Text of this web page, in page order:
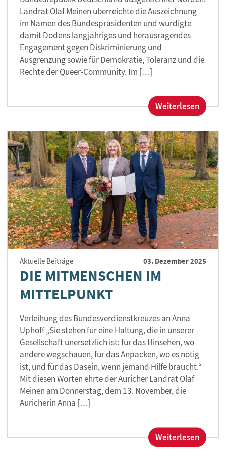
Landrat Olaf Meinen überreichte die Auszeichnung
im Namen des Bundespräsidenten und würdigte
damit Dodens langjähriges und herausragendes
Engagement gegen Diskriminierung und
Ausgrenzung sowie für Demokratie, Toleranz und die
Rechte der Queer-Community. Im […]
Weiterlesen:
für
und
Vielfalt
Aktuelle Beiträge 03. Dezember 2025
DIE MITMENSCHEN IM
MITTELPUNKT
Verleihung des Bundesverdienstkreuzes an Anna
Uphoff „Sie stehen für eine Haltung, die in unserer
Gesellschaft unersetzlich ist: für das Hinsehen, wo
andere wegschauen, für das Anpacken, wo es nötig
ist, und für das Dasein, wenn jemand Hilfe braucht.“
Mit diesen Worten ehrte der Auricher Landrat Olaf
Meinen am Donnerstag, dem 13. November, die
Auricherin Anna […]
Weiterlesen:
Die